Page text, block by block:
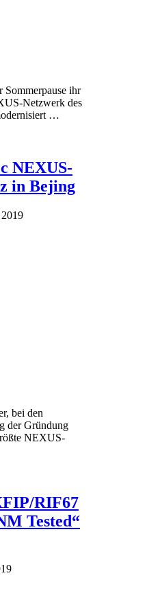
ihr
Netzwerk des
…
NEXUS-
in Bejing
bei den
der Gründung
NEXUS-
RIF67
Tested“